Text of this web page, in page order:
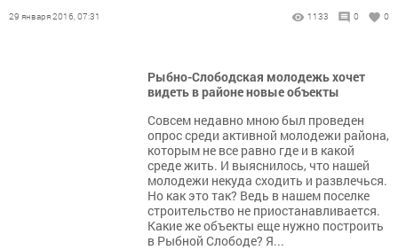
29 января 2016, 07:31 1133 0 0
Рыбно-Слободская молодежь хочет
видеть в районе новые объекты
Совсем недавно мною был проведен
опрос среди активной молодежи района,
которым не все равно где и в какой
среде жить. И выяснилось, что нашей
молодежи некуда сходить и развлечься.
Но как это так? Ведь в нашем поселке
строительство не приостанавливается.
Какие же объекты еще нужно построить
в Рыбной Слободе? Я...